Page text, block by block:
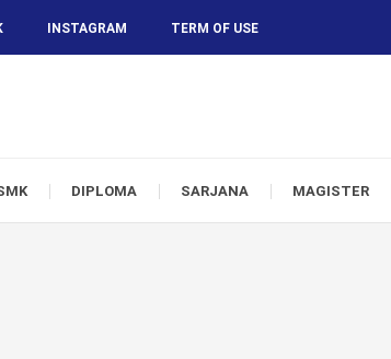
INSTAGRAM TERM OF USE
DIPLOMA SARJANA MAGISTER